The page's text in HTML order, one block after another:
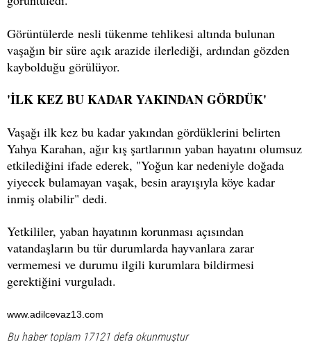
Görüntülerde nesli tükenme tehlikesi altında bulunan
vaşağın bir süre açık arazide ilerlediği, ardından gözden
kaybolduğu görülüyor.
'İLK KEZ BU KADAR YAKINDAN GÖRDÜK'
Vaşağı ilk kez bu kadar yakından gördüklerini belirten
Yahya Karahan, ağır kış şartlarının yaban hayatını olumsuz
etkilediğini ifade ederek, "Yoğun kar nedeniyle doğada
yiyecek bulamayan vaşak, besin arayışıyla köye kadar
inmiş olabilir" dedi.
Yetkililer, yaban hayatının korunması açısından
vatandaşların bu tür durumlarda hayvanlara zarar
vermemesi ve durumu ilgili kurumlara bildirmesi
gerektiğini vurguladı.
www.adilcevaz13.com
Bu haber toplam 17121 defa okunmuştur